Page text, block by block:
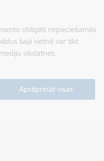
obligāti nepieciešamās
šajā vietnē var tikt
sīkdatnes.
Apstiprināt visas